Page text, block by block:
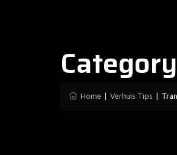
Home Verhuis Tips